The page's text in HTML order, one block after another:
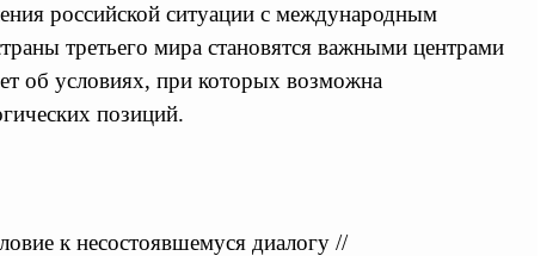
российской ситуации с международным
третьего мира становятся важными центрами
об условиях, при которых возможна
позиций.
к несостоявшемуся диалогу //